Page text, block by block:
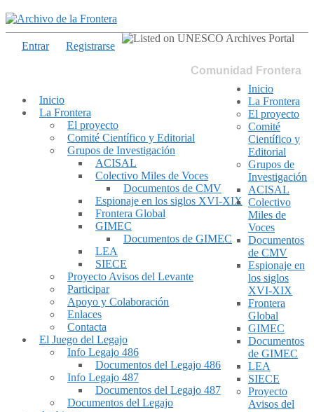
Comunidad Frontera
Inicio
La Frontera
El proyecto
Comité Científico y Editorial
Grupos de Investigación
ACISAL
Colectivo Miles de Voces
Documentos de CMV
Espionaje en los siglos XVI-XIX
Frontera Global
GIMEC
Documentos de GIMEC
LEA
SIECE
Proyecto Avisos del Levante
Participar
Apoyo y Colaboración
Enlaces
Contacta
El Juego del Legajo
Info Legajo 486
Documentos del Legajo 486
Info Legajo 487
Documentos del Legajo 487
Documentos del Legajo
Entrar Registrarse
Inicio
La Frontera
El proyecto
Comité
Científico y
Editorial
Grupos de
Investigación
ACISAL
Colectivo
Miles de
Voces
Documentos
de CMV
Espionaje en
los siglos
XVI-XIX
Frontera
Global
GIMEC
Documentos
de GIMEC
LEA
SIECE
Proyecto
Avisos del